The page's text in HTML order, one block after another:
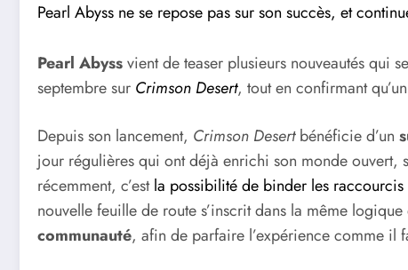
Pearl Abyss ne se repose pas sur son succès, et
Pearl Abyssvient de teaser plusieurs nouveautés qui
septembre sur Crimson Desert, tout en confirmant qu’un
Depuis son lancement, Crimson Desertbénéficie d’un
jour régulières qui ont déjà enrichi son monde ouvert,
récemment, c’estla possibilité de binder les
nouvelle feuille de route s’inscrit dans la même
communauté, afin de parfaire l’expérience comme il